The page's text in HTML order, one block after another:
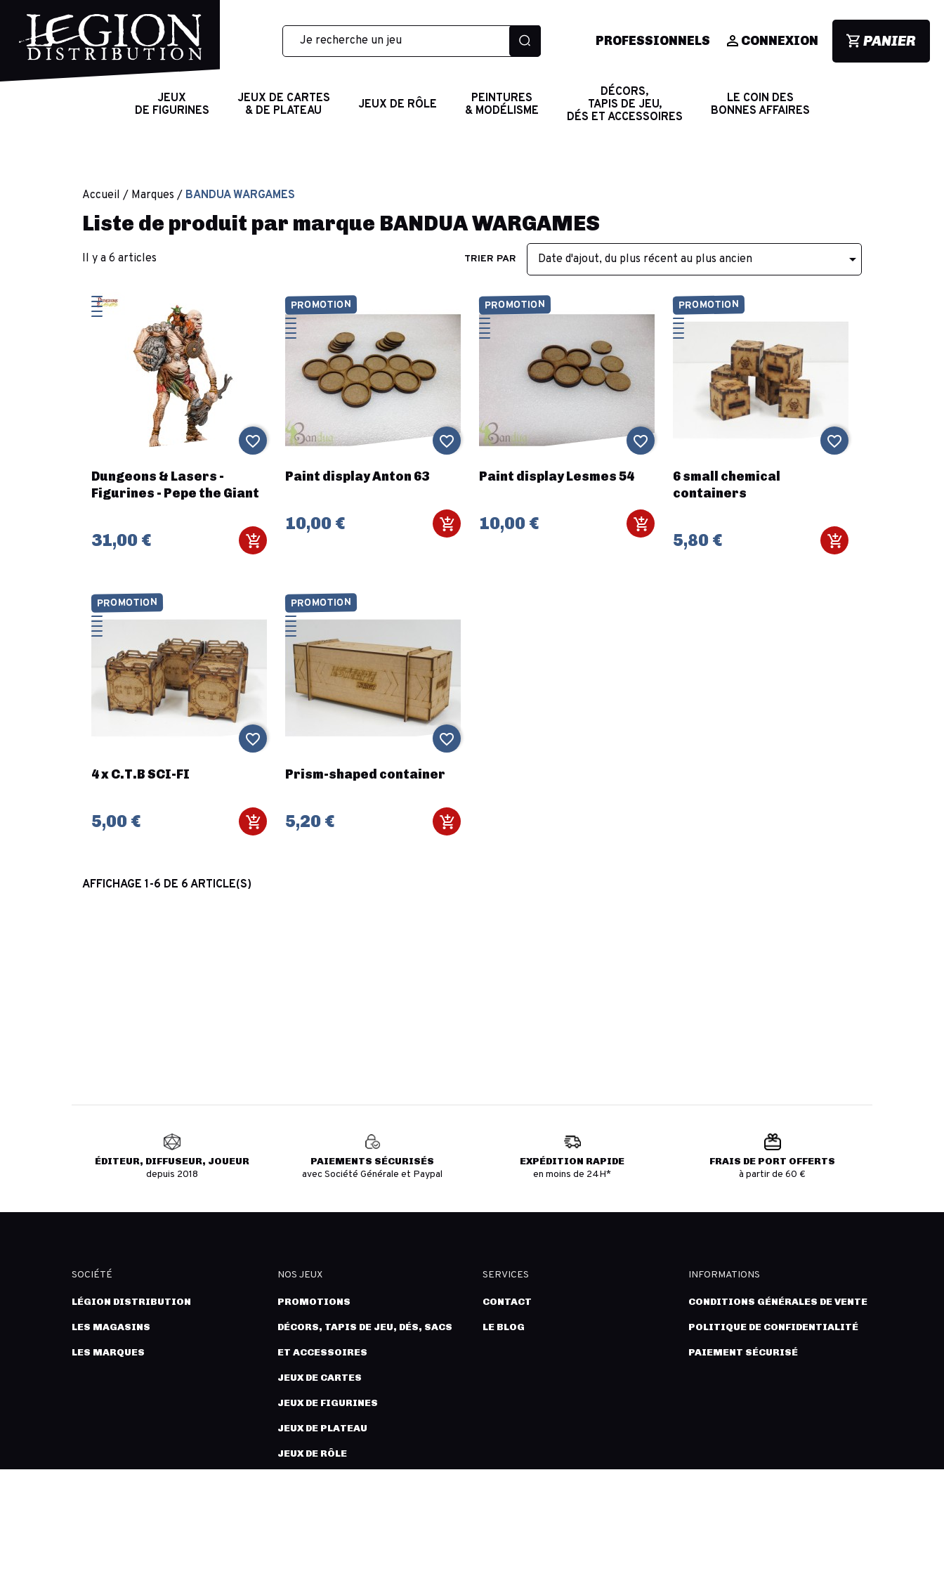
PROFESSIONNELS CONNEXION PANIER
JEUX
DE FIGURINES
JEUX DE CARTES
& DE PLATEAU
JEUX DE RÔLE
PEINTURES
& MODÉLISME
DÉCORS,
TAPIS DE JEU,
DÉS ET ACCESSOIRES
LE COIN DES
BONNES AFFAIRES
Accueil Marques BANDUA WARGAMES
Liste de produit par marque BANDUA WARGAMES
Il y a 6 articles TRIER PAR Date d'ajout, du plus récent au plus ancien 
Dungeons & Lasers -
Figurines - Pepe the Giant
31,00 €
favorite_border
Paint display Anton 63
10,00 €
PROMOTION
favorite_border
Paint display Lesmes 54
10,00 €
PROMOTION
favorite_border
6 small chemical
containers
5,80 €
PROMOTION
favorite_border
4 x C.T.B SCI-FI
5,00 €
PROMOTION
favorite_border
Prism-shaped container
5,20 €
PROMOTION
favorite_border
AFFICHAGE 1-6 DE 6 ARTICLE(S)
ÉDITEUR, DIFFUSEUR, JOUEUR
depuis 2018
PAIEMENTS SÉCURISÉS
avec Société Générale et Paypal
EXPÉDITION RAPIDE
en moins de 24H*
FRAIS DE PORT OFFERTS
à partir de 60 €
SOCIÉTÉ
LÉGION DISTRIBUTION
LES MAGASINS
LES MARQUES
NOS JEUX
PROMOTIONS
DÉCORS, TAPIS DE JEU, DÉS, SACS
ET ACCESSOIRES
JEUX DE CARTES
JEUX DE FIGURINES
JEUX DE PLATEAU
JEUX DE RÔLE
SERVICES
CONTACT
LE BLOG
INFORMATIONS
CONDITIONS GÉNÉRALES DE VENTE
POLITIQUE DE CONFIDENTIALITÉ
PAIEMENT SÉCURISÉ